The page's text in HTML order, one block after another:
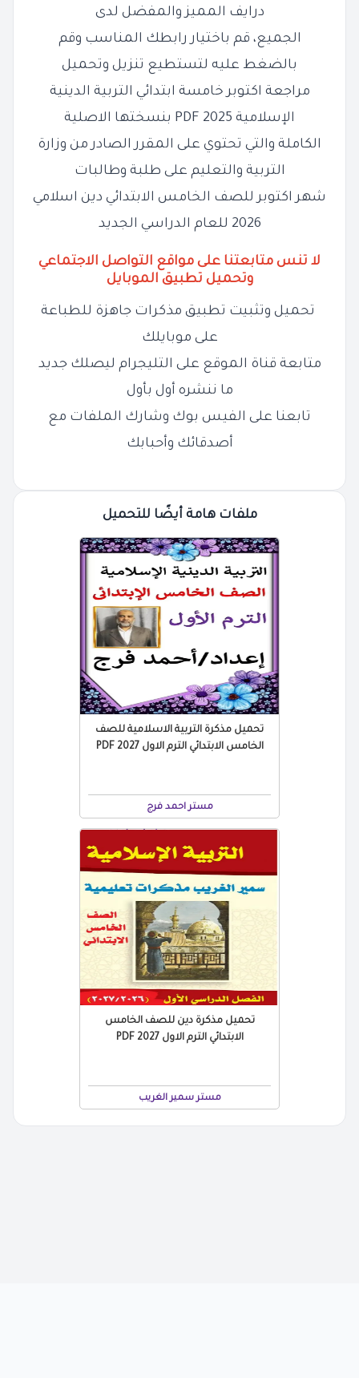
درايف المميز والمفضل لدى
الجميع، قم باختيار رابطك المناسب وقم
بالضغط عليه لتستطيع تنزيل وتحميل
مراجعة اكتوبر خامسة ابتدائي التربية الدينية
الإسلامية 2025 PDF بنسختها الاصلية
الكاملة والتي تحتوي على المقرر الصادر من وزارة
التربية والتعليم على طلبة وطالبات
شهر اكتوبر للصف الخامس الابتدائي دين اسلامي
2026 للعام الدراسي الجديد
لا تنس متابعتنا على مواقع التواصل الاجتماعي
وتحميل تطبيق الموبايل
تحميل وتثبيت تطبيق مذكرات جاهزة للطباعة
على موبايلك
متابعة قناة الموقع على التليجرام ليصلك جديد
ما ننشره أول بأول
تابعنا على الفيس بوك وشارك الملفات مع
أصدقائك وأحبابك
ملفات هامة أيضًا للتحميل
تحميل مذكرة التربية الاسلامية للصف
الخامس الابتدائي الترم الاول 2027 PDF
مستر احمد فرج
تحميل مذكرة دين للصف الخامس
الابتدائي الترم الاول 2027 PDF
مستر سمير الغريب